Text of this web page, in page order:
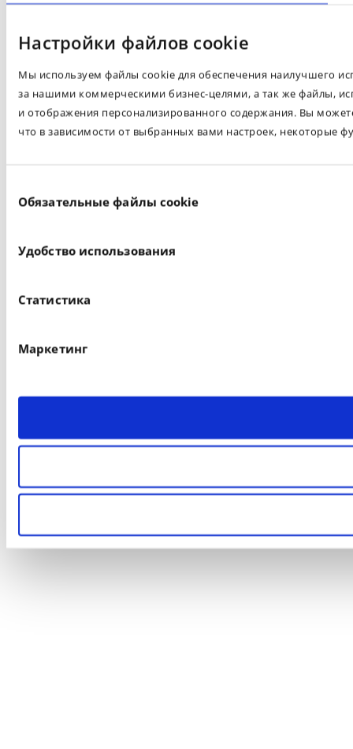
Настройки файлов cookie
Мы используем файлы cookie для обеспечения наилучшего
за нашими коммерческими бизнес-целями, а так же файлы,
и отображения персонализированного содержания. Вы
что в зависимости от выбранных вами настроек, некоторые
согласия
Обязательные файлы cookie
Удобство использования
Статистика
Маркетинг